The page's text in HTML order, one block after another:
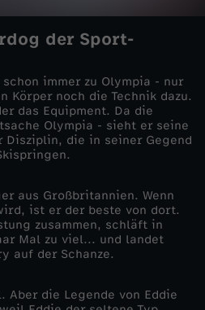
der Sport-
immer zu Olympia - nur
Körper noch die Technik dazu.
das Equipment. Da die
Olympia - sieht er seine
Disziplin, die in seiner Gegend
aus Großbritannien. Wenn
ist er der beste von dort.
zusammen, schläft in
Mal zu viel... und landet
auf der Schanze.
Aber die Legende von Eddie